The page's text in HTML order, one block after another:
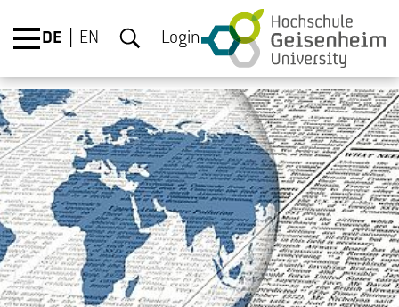
DE EN Login